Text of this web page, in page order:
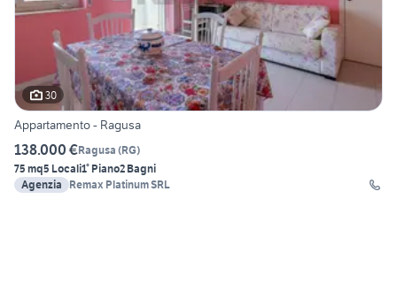
30
Appartamento - Ragusa
138.000 €Ragusa (RG)
75 mq5 Locali1° Piano2 Bagni
Agenzia
Remax Platinum SRL